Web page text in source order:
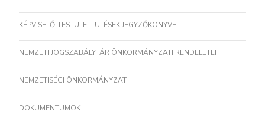
KÉPVISELŐ-TESTÜLETI ÜLÉSEK JEGYZŐKÖNYVEI
NEMZETI JOGSZABÁLYTÁR ÖNKORMÁNYZATI RENDELETEI
NEMZETISÉGI ÖNKORMÁNYZAT
DOKUMENTUMOK